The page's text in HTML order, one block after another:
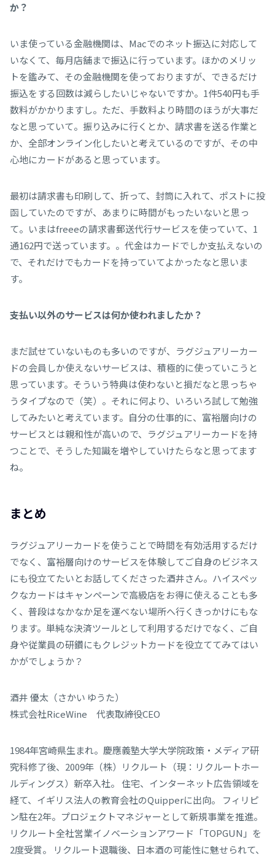
か？
いま使っている金融機関は、Macでのネット振込に対応して
いなくて、毎月店舗まで振込に行っています。ほかのメリッ
トを鑑みて、その金融機関を使っておりますが、できるだけ
振込をする回数は減らしたいじゃないですか。1件540円も手
数料がかかりますし。ただ、手数料より時間のほうが大事だ
なと思っていて。振り込みに行くとか、請求書を送る作業と
か、全部オンライン化したいと考えているのですが、その中
心地にカードがあると思っています。
最初は請求書も印刷して、折って、封筒に入れて、ポストに投
函していたのですが、あまりに時間がもったいないと思っ
て。いまはfreeeの請求書郵送代行サービスを使っていて、1
通162円で送っています。。代金はカードでしか支払えないの
で、それだけでもカードを持っていてよかったなと思いま
す。
――支払い以外のサービスは何か使われましたか？
まだ試せていないものも多いのですが、ラグジュアリーカー
ドの会員しか使えないサービスは、積極的に使っていこうと
思っています。そういう特典は使わないと損だなと思っちゃ
うタイプなので（笑）。それに何より、いろいろ試して勉強
してみたいと考えています。自分の仕事的に、富裕層向けの
サービスとは親和性が高いので、ラグジュアリーカードを持
つことで、そうした知識を増やしていけたらなと思ってます
ね。
まとめ
ラグジュアリーカードを使うことで時間を有効活用するだけ
でなく、富裕層向けのサービスを体験してご自身のビジネス
にも役立てたいとお話してくださった酒井さん。ハイスペッ
クなカードはキャンペーンで高級店をお得に使えることも多
く、普段はなかなか足を運べない場所へ行くきっかけにもな
ります。単純な決済ツールとして利用するだけでなく、ご自
身や従業員の研鑽にもクレジットカードを役立ててみてはい
かがでしょうか？
酒井 優太（さかい ゆうた）
株式会社RiceWine 代表取締役CEO
1984年宮崎県生まれ。慶應義塾大学大学院政策・メディア研
究科修了後、2009年（株）リクルート（現：リクルートホー
ルディングス）新卒入社。 住宅、インターネット広告領域を
経て、イギリス法人の教育会社のQuipperに出向。 フィリピ
ン駐在2年。プロジェクトマネジャーとして新規事業を推進。
リクルート全社営業イノベーションアワード「TOPGUN」を
2度受賞。 リクルート退職後、日本酒の可能性に魅せられて、